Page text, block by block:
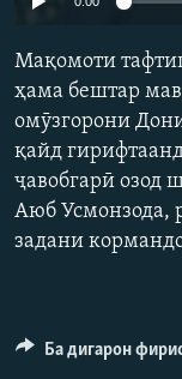
ГУЗОРИШҲОИ
ПАЙГИРӢ КУНЕД
Auto
Мақомоти
ҳама бештар
омӯзгорони
қайд
ҷавобгарӣ озод
Аюб Усмонзода,
задани
Ба дигарон